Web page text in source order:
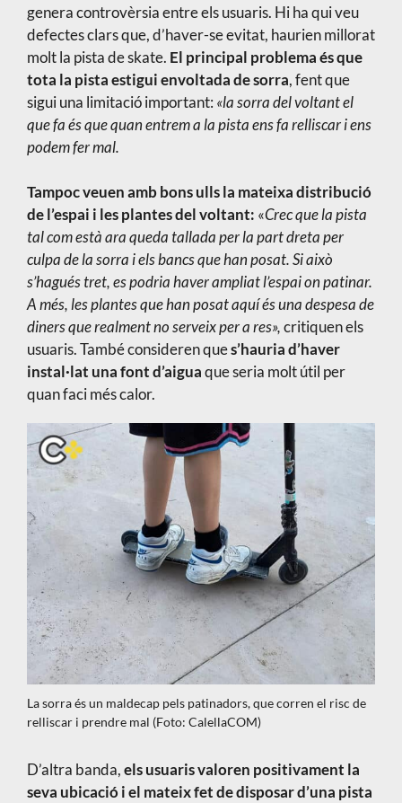
genera controvèrsia entre els usuaris. Hi ha qui veu
defectes clars que, d’haver-se evitat, haurien millorat
molt la pista de skate. El principal problema és que
tota la pistaestigui envoltada de sorra, fent que
sigui una limitació important: «la sorra del voltant el
que fa és que quan entrem a la pista ens fa relliscar i ens
podem fer mal.
Tampoc veuen amb bons ulls la mateixa distribució
de l’espai i les plantes del voltant: «Crec que la pista
tal com està ara queda tallada per la part dreta per
culpa de la sorra i els bancs que han posat. Si això
s’hagués tret, es podria haver ampliat l’espai on patinar.
A més, les plantes que han posat aquí és una despesa de
diners que realment no serveix per a res»,critiquen els
usuaris. També consideren ques’hauria d’haver
instal·lat una font d’aiguaque seria molt útil per
quan faci més calor.
La sorra és un maldecap pels patinadors, que corren el risc de
relliscar i prendre mal (Foto: CalellaCOM)
D’altra banda,els usuarisvaloren positivament la
seva ubicació i el mateix fet de disposar d’una pista